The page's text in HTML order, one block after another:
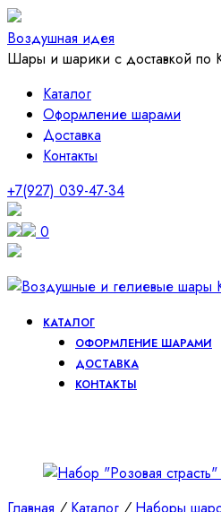
Воздушная идея
Шары и шарики с доставкой по
Каталог
Оформление шарами
Доставка
Контакты
+7(927) 039-47-34
0
КАТАЛОГ
ОФОРМЛЕНИЕ ШАРАМИ
ДОСТАВКА
КОНТАКТЫ